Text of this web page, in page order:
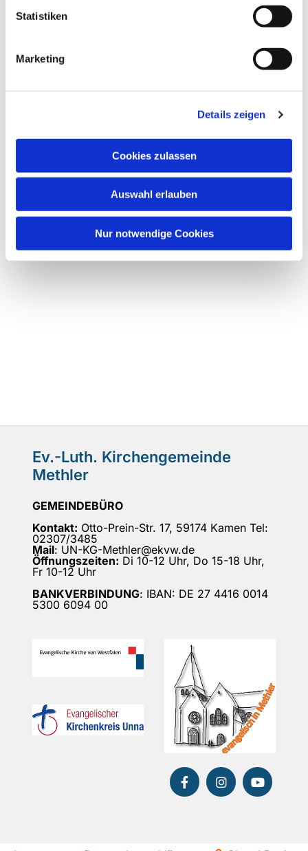
Statistiken
Marketing
Details zeigen
Cookies zulassen
Auswahl erlauben
Nur notwendige Cookies
Dies könnte Sie auch
Ev.-Luth. Kirchengemeinde
Methler
GEMEINDEBÜRO
Kontakt: Otto-Prein-Str. 17, 59174 Kamen Tel:
02307/3485
Mail: UN-KG-Methler@ekvw.de
Öffnungszeiten: Di 10-12 Uhr, Do 15-18 Uhr,
Fr 10-12 Uhr
BANKVERBINDUNG: IBAN: DE 27 4416 0014
5300 6094 00